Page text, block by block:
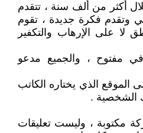
أكثر من ألف سنة ، تتقدم
وتقدم فكرة جديدة ، تقوم
لا على الإرهاب والتكفير
مفتوح ، والجميع مدعو
الموقع الذي يختاره الكاتب
الشخصية .
مكتوبة ، وليست تعليقات